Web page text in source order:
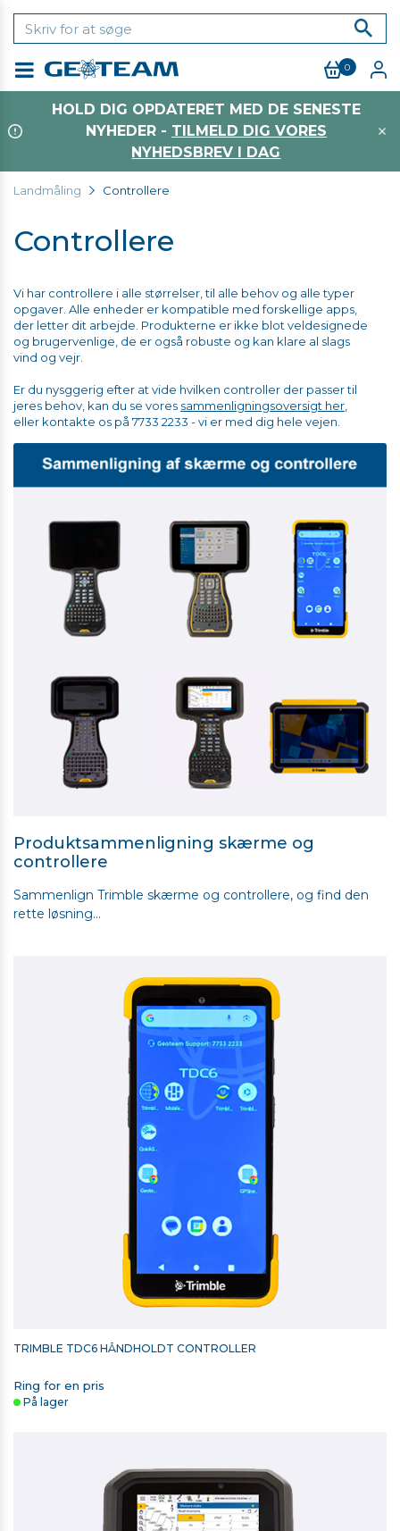
0
HOLD DIG OPDATERET MED DE SENESTE
NYHEDER - TILMELD DIG VORES
NYHEDSBREV I DAG
Landmåling Controllere
Controllere
Vi har controllere i alle størrelser, til alle behov og alle typer
opgaver. Alle enheder er kompatible med forskellige apps,
der letter dit arbejde. Produkterne er ikke blot veldesignede
og brugervenlige, de er også robuste og kan klare al slags
vind og vejr.
Er du nysggerig efter at vide hvilken controller der passer til
jeres behov, kan du se vores sammenligningsoversigt her
eller kontakte os på 7733 2233 - vi er med dig hele vejen.
Produktsammenligning skærme og
controllere
Sammenlign Trimble skærme og controllere, og find den
rette løsning...
TRIMBLE TDC6 HÅNDHOLDT CONTROLLER
Ring for en pris
På lager